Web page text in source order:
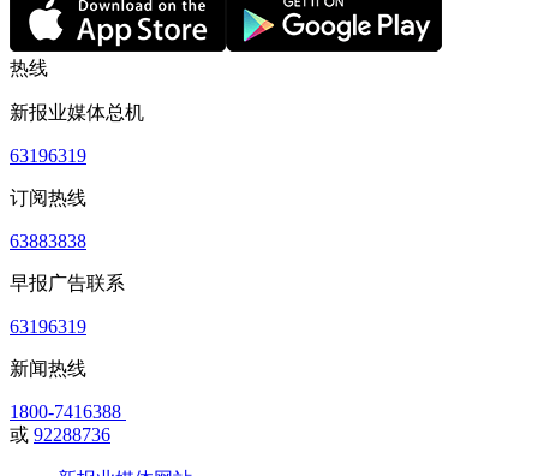
热线
新报业媒体总机
63196319
订阅热线
63883838
早报广告联系
63196319
新闻热线
1800-7416388
或 92288736